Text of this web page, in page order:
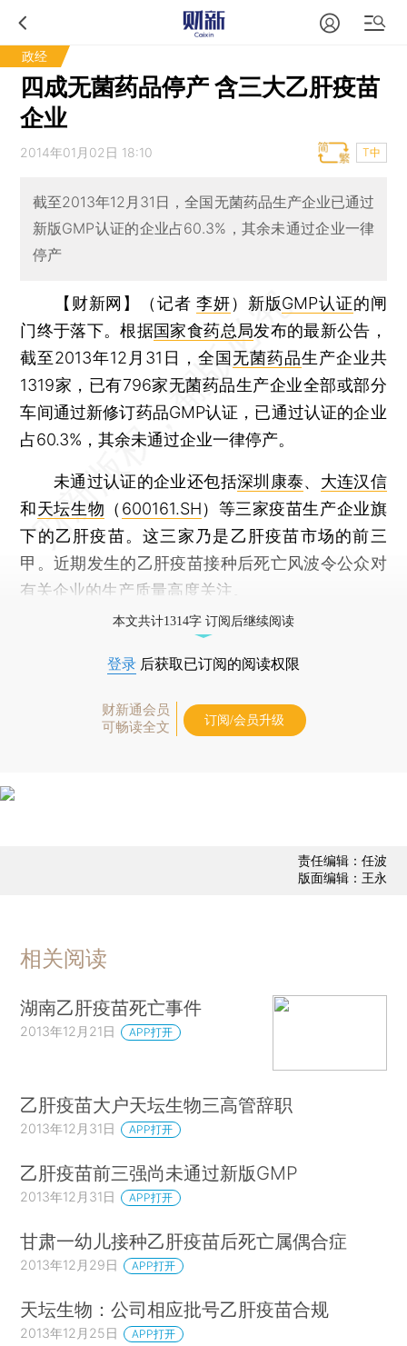
政经
四成无菌药品停产 含三大乙肝疫苗
企业
2014年01月02日 18:10 T中
截至2013年12月31日，全国无菌药品生产企业已通过
新版GMP认证的企业占60.3%，其余未通过企业一律
停产
【财新网】（记者李妍） 新版GMP认证的闸
门终于落下。根据国家食药总局发布的最新公告，
截至2013年12月31日，全国 无菌药品生产企业共
1319家，已有796家无菌药品生产企业全部或部分
车间通过新修订药品GMP认证，已通过认证的企业
占60.3%，其余未通过企业一律停产。
未通过认证的企业还包括深圳康泰、 大连汉信
和天坛生物 （ 600161.SH）等三家疫苗生产企业旗
下的乙肝疫苗。这三家乃是乙肝疫苗市场的前三
甲。近期发生的乙肝疫苗接种后死亡风波令公众对
有关企业的生产质量高度关注。
本文共计1314字 订阅后继续阅读
登录 后获取已订阅的阅读权限
财新通会员
可畅读全文
订阅/会员升级
责任编辑：任波
版面编辑：王永
相关阅读
湖南乙肝疫苗死亡事件
2013年12月21日 APP打开
乙肝疫苗大户天坛生物三高管辞职
2013年12月31日 APP打开
乙肝疫苗前三强尚未通过新版GMP
2013年12月31日 APP打开
甘肃一幼儿接种乙肝疫苗后死亡属偶合症
2013年12月29日 APP打开
天坛生物：公司相应批号乙肝疫苗合规
2013年12月25日 APP打开